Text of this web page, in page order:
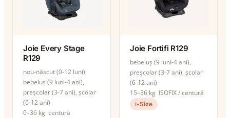
Joie Every Stage
R129
nou-născut (0-12 luni),
bebeluș (9 luni-4 ani),
preșcolar (3-7 ani), școlar
(6-12 ani)
0–36 kg centură
Joie Fortifi R129
bebeluș (9 luni-4 ani),
preșcolar (3-7 ani), școlar
(6-12 ani)
15–36 kg ISOFIX / centură
i-Size